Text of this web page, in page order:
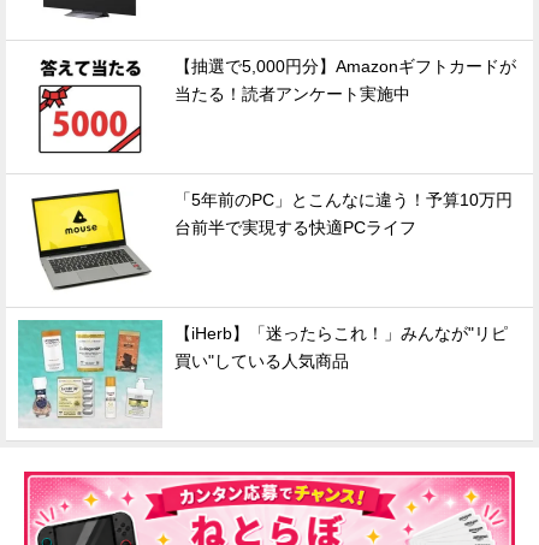
【抽選で5,000円分】Amazonギフトカードが
当たる！読者アンケート実施中
「5年前のPC」とこんなに違う！予算10万円
台前半で実現する快適PCライフ
【iHerb】「迷ったらこれ！」みんなが"リピ
買い"している人気商品